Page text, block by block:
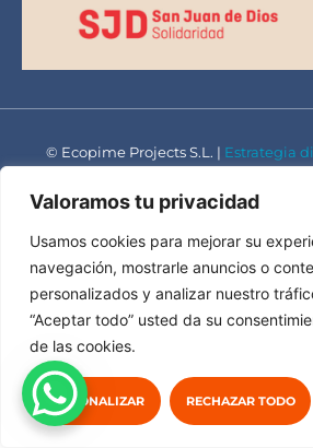
Valoramos tu privacidad
Usamos cookies para mejorar su
navegación, mostrarle anuncios o
personalizados y analizar nuestro
“Aceptar todo” usted da su
de las cookies.
PERSONALIZAR RECHAZAR TODO
© Ecopime Projects S.L. | Estrategia